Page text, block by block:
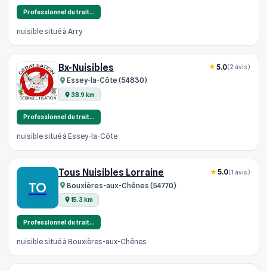
Professionnel du trait…
nuisible situé à Arry
Bx-Nuisibles
Essey-la-Côte (54830)
38.9 km
5.0(2 avis)
Professionnel du trait…
nuisible situé à Essey-la-Côte
TO
Tous Nuisibles Lorraine
Bouxières-aux-Chênes (54770)
15.3 km
5.0(1 avis)
Professionnel du trait…
nuisible situé à Bouxières-aux-Chênes